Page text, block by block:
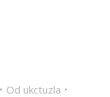
Od ukctuzla